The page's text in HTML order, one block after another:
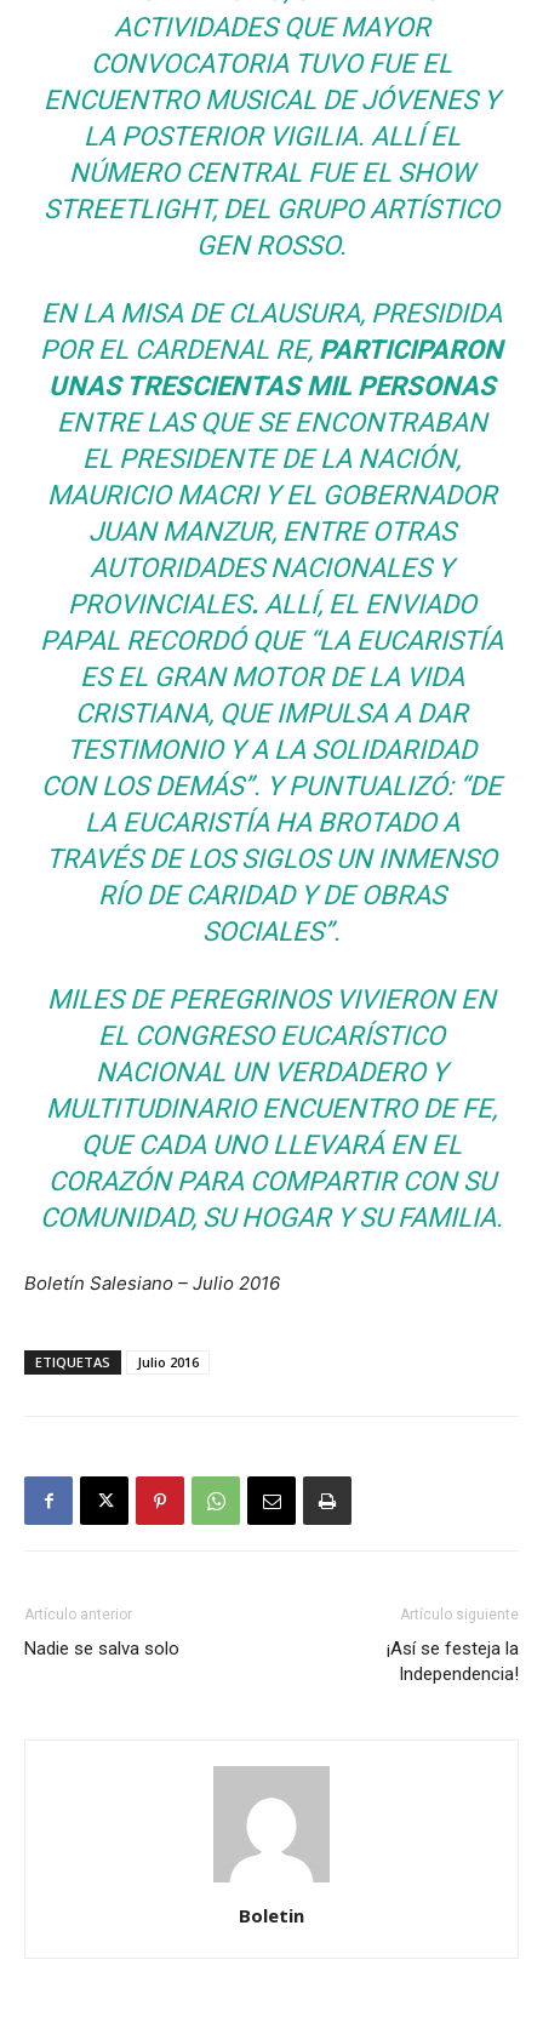
ACTIVIDADES QUE MAYOR
CONVOCATORIA TUVO FUE EL
ENCUENTRO MUSICAL DE JÓVENES Y
LA POSTERIOR VIGILIA. ALLÍ EL
NÚMERO CENTRAL FUE EL SHOW
STREETLIGHT, DEL GRUPO ARTÍSTICO
GEN ROSSO.
EN LA MISA DE CLAUSURA, PRESIDIDA
POR EL CARDENAL RE, PARTICIPARON
UNAS TRESCIENTAS MIL PERSONAS
ENTRE LAS QUE SE ENCONTRABAN
EL PRESIDENTE DE LA NACIÓN,
MAURICIO MACRI Y EL GOBERNADOR
JUAN MANZUR, ENTRE OTRAS
AUTORIDADES NACIONALES Y
PROVINCIALES.ALLÍ, EL ENVIADO
PAPAL RECORDÓ QUE “LA EUCARISTÍA
ES EL GRAN MOTOR DE LA VIDA
CRISTIANA, QUE IMPULSA A DAR
TESTIMONIO Y A LA SOLIDARIDAD
CON LOS DEMÁS”. Y PUNTUALIZÓ: “DE
LA EUCARISTÍA HA BROTADO A
TRAVÉS DE LOS SIGLOS UN INMENSO
RÍO DE CARIDAD Y DE OBRAS
SOCIALES”.
MILES DE PEREGRINOS VIVIERON EN
EL CONGRESO EUCARÍSTICO
NACIONAL UN VERDADERO Y
MULTITUDINARIO ENCUENTRO DE FE,
QUE CADA UNO LLEVARÁ EN EL
CORAZÓN PARA COMPARTIR CON SU
COMUNIDAD, SU HOGAR Y SU FAMILIA.
Boletín Salesiano – Julio 2016
ETIQUETAS Julio 2016
Artículo anterior
Nadie se salva solo
Artículo siguiente
¡Así se festeja la
Independencia!
Boletin